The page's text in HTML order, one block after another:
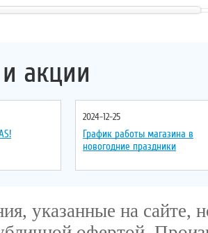
акции
2024-12-25
График работы магазина в
новогодние праздники
указанные на